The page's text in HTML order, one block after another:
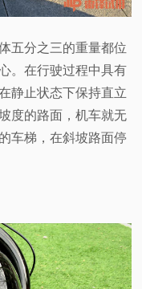
五分之三的重量都位
。在行驶过程中具有
静止状态下保持直立
度的路面，机车就无
车梯，在斜坡路面停